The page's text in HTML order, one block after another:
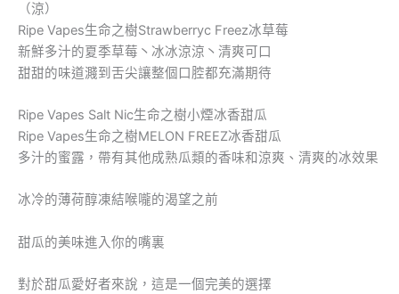
（涼）
Ripe Vapes生命之樹Strawberryc Freez冰草莓
新鮮多汁的夏季草莓丶冰冰涼涼丶清爽可口
甜甜的味道濺到舌尖讓整個口腔都充滿期待
Ripe Vapes Salt Nic生命之樹小煙冰香甜瓜
Ripe Vapes生命之樹MELON FREEZ冰香甜瓜
多汁的蜜露，帶有其他成熟瓜類的香味和涼爽、清爽的冰效果
冰冷的薄荷醇凍結喉嚨的渴望之前
甜瓜的美味進入你的嘴裏
對於甜瓜愛好者來說，這是一個完美的選擇